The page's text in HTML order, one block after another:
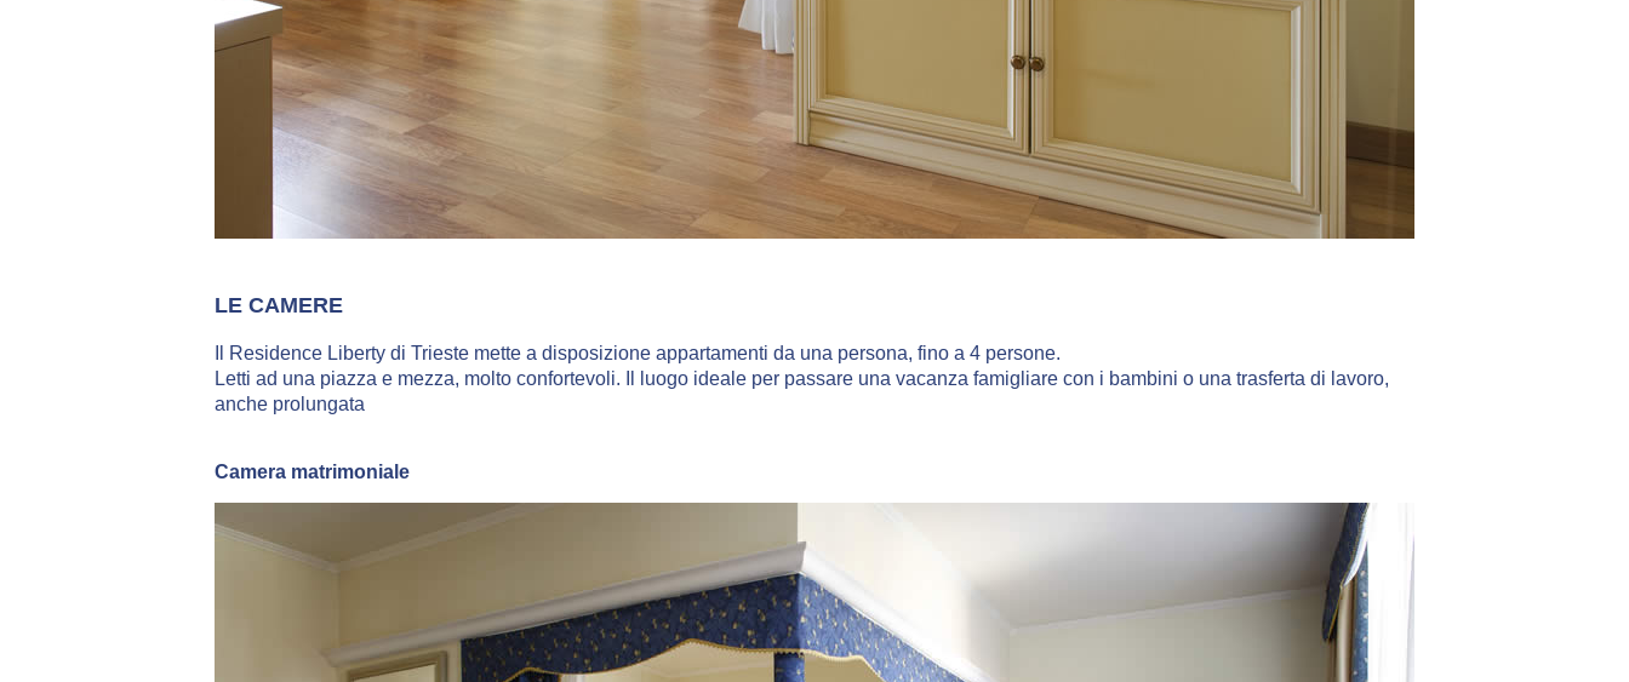
LE CAMERE
Il Residence Liberty di Trieste mette a disposizione appartamenti da una persona, fino a 4 persone.
Letti ad una piazza e mezza, molto confortevoli. Il luogo ideale per passare una vacanza famigliare con i bambini o una trasferta di lavoro,
anche prolungata
Camera matrimoniale